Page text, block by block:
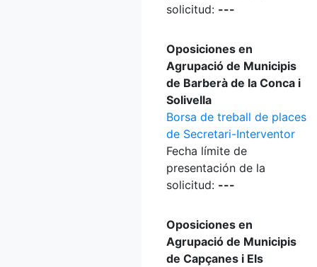
solicitud: ---
Oposiciones en
Agrupació de Municipis
de Barberà de la Conca i
Solivella
Borsa de treball de places
de Secretari-Interventor
Fecha límite de
presentación de la
solicitud: ---
Oposiciones en
Agrupació de Municipis
de Capçanes i Els